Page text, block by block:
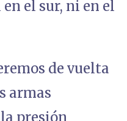
el sur, ni en el
de vuelta
armas
presión